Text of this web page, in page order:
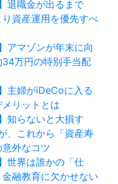
退職金が出るまで
資産運用を優先すべ
アマゾンが年末に向
万円の特別手当配
主婦がiDeCoに入る
リットとは
知らないと大損す
、これから「資産寿
外なコツ
世界は誰かの「仕
融教育に欠かせない